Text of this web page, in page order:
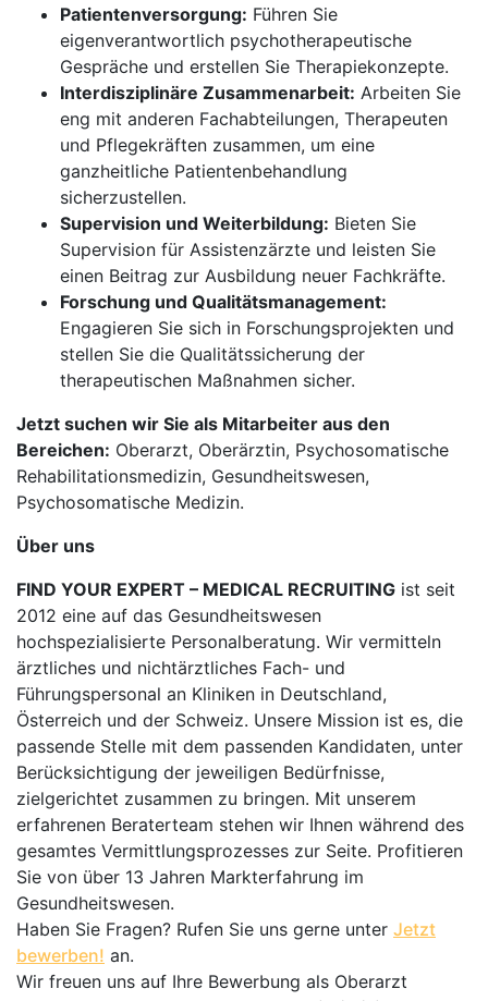
Patientenversorgung: Führen Sie
eigenverantwortlich psychotherapeutische
Gespräche und erstellen Sie Therapiekonzepte.
Interdisziplinäre Zusammenarbeit: Arbeiten Sie
eng mit anderen Fachabteilungen, Therapeuten
und Pflegekräften zusammen, um eine
ganzheitliche Patientenbehandlung
sicherzustellen.
Supervision und Weiterbildung: Bieten Sie
Supervision für Assistenzärzte und leisten Sie
einen Beitrag zur Ausbildung neuer Fachkräfte.
Forschung und Qualitätsmanagement:
Engagieren Sie sich in Forschungsprojekten und
stellen Sie die Qualitätssicherung der
therapeutischen Maßnahmen sicher.
Jetzt suchen wir Sie als Mitarbeiter aus den
Bereichen: Oberarzt, Oberärztin, Psychosomatische
Rehabilitationsmedizin, Gesundheitswesen,
Psychosomatische Medizin.
Über uns
FIND YOUR EXPERT – MEDICAL RECRUITING ist seit
2012 eine auf das Gesundheitswesen
hochspezialisierte Personalberatung. Wir vermitteln
ärztliches und nichtärztliches Fach- und
Führungspersonal an Kliniken in Deutschland,
Österreich und der Schweiz. Unsere Mission ist es, die
passende Stelle mit dem passenden Kandidaten, unter
Berücksichtigung der jeweiligen Bedürfnisse,
zielgerichtet zusammen zu bringen. Mit unserem
erfahrenen Beraterteam stehen wir Ihnen während des
gesamtes Vermittlungsprozesses zur Seite. Profitieren
Sie von über 13 Jahren Markterfahrung im
Gesundheitswesen.
Haben Sie Fragen? Rufen Sie uns gerne unter Jetzt
bewerben! an.
Wir freuen uns auf Ihre Bewerbung als Oberarzt